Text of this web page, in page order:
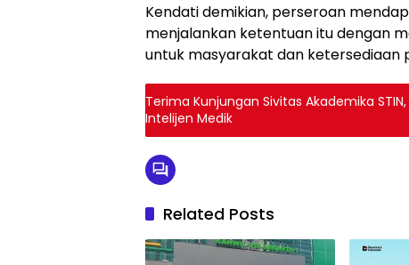
Kendati demikian, perseroan
menjalankan ketentuan itu dengan
untuk masyarakat dan ketersediaan
Terima Kunjungan Sivitas Akademika
Intelijen Medik
Related Posts